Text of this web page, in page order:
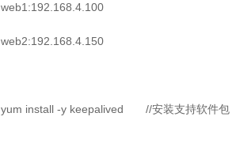
web1:192.168.4.100
web2:192.168.4.150
yum install -y keepalived //安装支持软件包